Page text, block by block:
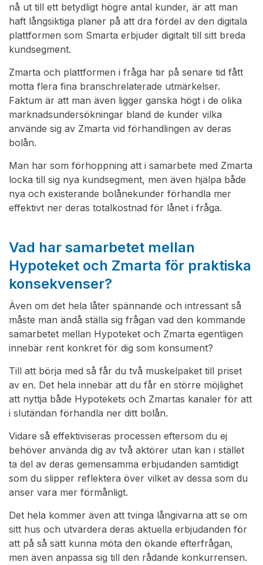
nå ut till ett betydligt högre antal kunder, är att man
haft långsiktiga planer på att dra fördel av den digitala
plattformen som Smarta erbjuder digitalt till sitt breda
kundsegment.
Zmarta och plattformen i fråga har på senare tid fått
motta flera fina branschrelaterade utmärkelser.
Faktum är att man även ligger ganska högt i de olika
marknadsundersökningar bland de kunder vilka
använde sig av Zmarta vid förhandlingen av deras
bolån.
Man har som förhoppning att i samarbete med Zmarta
locka till sig nya kundsegment, men även hjälpa både
nya och existerande bolånekunder förhandla mer
effektivt ner deras totalkostnad för lånet i fråga.
Vad har samarbetet mellan
Hypoteket och Zmarta för praktiska
konsekvenser?
Även om det hela låter spännande och intressant så
måste man ändå ställa sig frågan vad den kommande
samarbetet mellan Hypoteket och Zmarta egentligen
innebär rent konkret för dig som konsument?
Till att börja med så får du två muskelpaket till priset
av en. Det hela innebär att du får en större möjlighet
att nyttja både Hypotekets och Zmartas kanaler för att
i slutändan förhandla ner ditt bolån.
Vidare så effektiviseras processen eftersom du ej
behöver använda dig av två aktörer utan kan i stället
ta del av deras gemensamma erbjudanden samtidigt
som du slipper reflektera över vilket av dessa som du
anser vara mer förmånligt.
Det hela kommer även att tvinga långivarna att se om
sitt hus och utvärdera deras aktuella erbjudanden för
att på så sätt kunna möta den ökande efterfrågan,
men även anpassa sig till den rådande konkurrensen.